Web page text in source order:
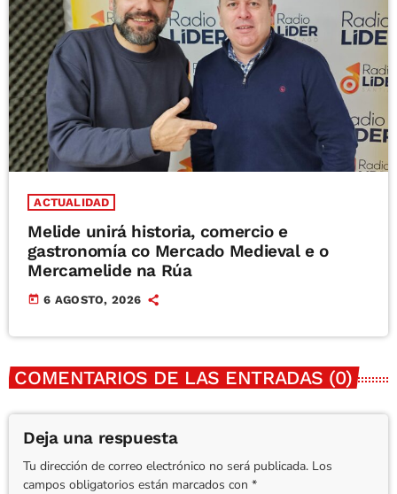
ACTUALIDAD
Melide unirá historia, comercio e
gastronomía co Mercado Medieval e o
Mercamelide na Rúa
today 6 AGOSTO, 2026
COMENTARIOS DE LAS ENTRADAS (0)
Deja una respuesta
Tu dirección de correo electrónico no será publicada. Los
campos obligatorios están marcados con *